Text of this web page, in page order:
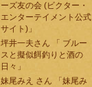
ーズ友の会 (ビクター・
エンターテイメント公式
サイト)」
坪井一夫さん 「 ブルー
スと擬似餌釣りと酒の
日々」
妹尾みえ さん 「妹尾み